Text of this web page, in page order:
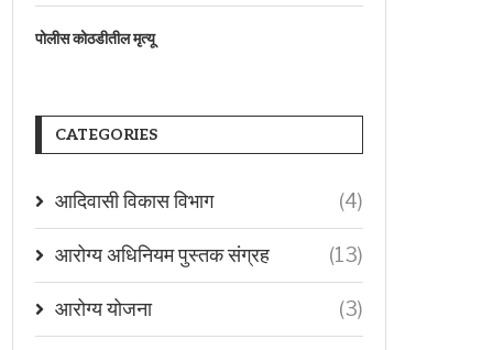
पोलीस कोठडीतील मृत्यू
CATEGORIES
आदिवासी विकास विभाग (4)
आरोग्य अधिनियम पुस्तक संग्रह (13)
आरोग्य योजना (3)